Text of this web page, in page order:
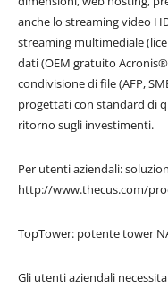
anche lo streaming video
streaming multimediale
dati (OEM gratuito
condivisione di file (AFP,
progettati con standard di
ritorno sugli investimenti.
Per utenti aziendali:
http://www.thecus.com/
TopTower: potente tower
Gli utenti aziendali